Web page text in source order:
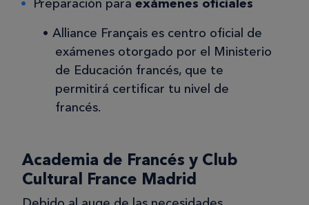
Preparación para exámenes oficiales
Alliance Français es centro oficial de
exámenes otorgado por el Ministerio
de Educación francés, que te
permitirá certificar tu nivel de
francés.
Academia de Francés y Club
Cultural France Madrid